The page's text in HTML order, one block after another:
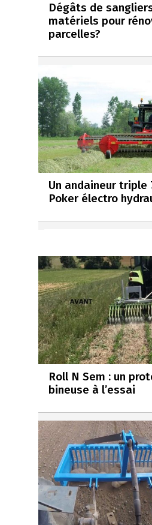
Dégâts de
matériels pour
parcelles?
Un andaineur triple
Poker électro
Roll N Sem : un
bineuse à l’essai